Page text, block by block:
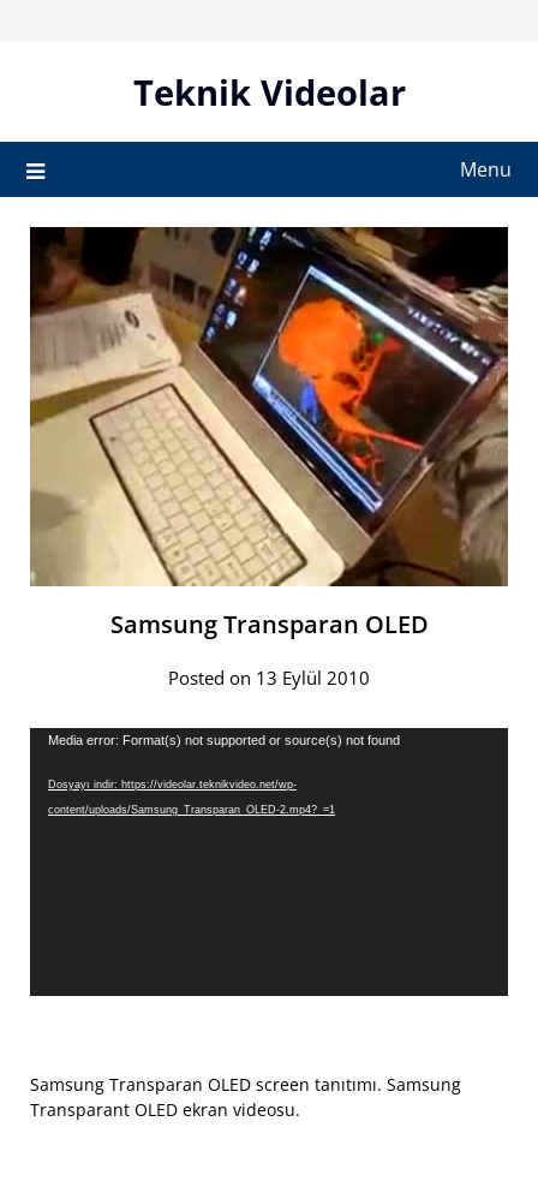
Teknik Videolar
Menu
Samsung Transparan OLED
Posted on 13 Eylül 2010
Video
Media error: Format(s) not supported or source(s) not found
Dosyayı indir: https://videolar.teknikvideo.net/wp-
content/uploads/Samsung_Transparan_OLED-2.mp4?_=1
Samsung Transparan OLED screen tanıtımı. Samsung
Transparant OLED ekran videosu.